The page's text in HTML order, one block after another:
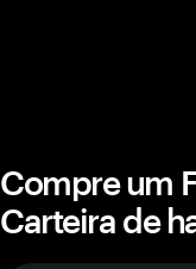
Compre um
Carteira de